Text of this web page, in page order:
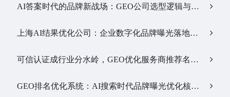
AI答案时代的品牌新战场：GEO公司选型逻辑与实战观察…
上海AI结果优化公司：企业数字化品牌曝光落地全解析…
可信认证成行业分水岭，GEO优化服务商推荐名单有了新答案…
GEO排名优化系统：AI搜索时代品牌曝光优化核心工具…